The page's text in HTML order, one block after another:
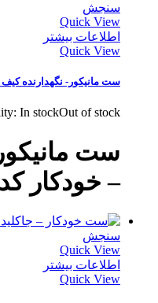
سنجش
Quick View
اطلاعات بیشتر
Quick View
ست مانیکور- نگهدارنده کیف –
In stockOut of stock
ست
– خودکار کد 1006
سنجش
Quick View
اطلاعات بیشتر
Quick View